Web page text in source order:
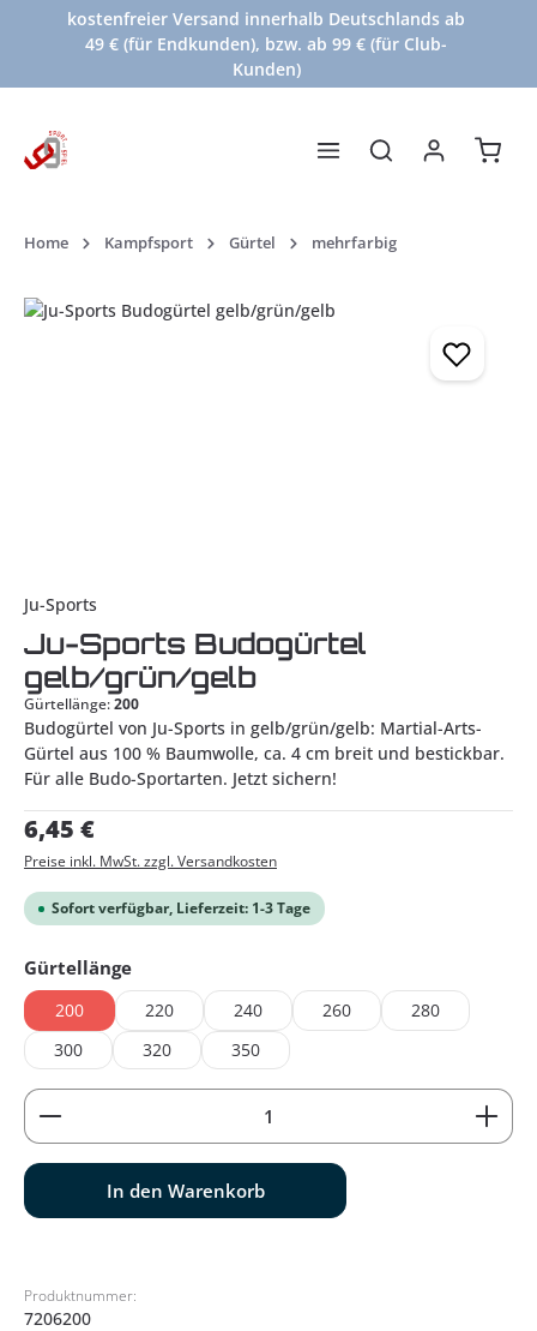
Zum Hauptinhalt springen
kostenfreier Versand innerhalb Deutschlands ab
49 € (für Endkunden), bzw. ab 99 € (für Club-
Kunden)
Home Kampfsport Gürtel mehrfarbig
Bildergalerie überspringen
Ju-Sports
Ju-Sports Budogürtel
gelb/grün/gelb
Gürtellänge:200
Budogürtel von Ju-Sports in gelb/grün/gelb: Martial-Arts-
Gürtel aus 100 % Baumwolle, ca. 4 cm breit und bestickbar.
Für alle Budo-Sportarten. Jetzt sichern!
Regulärer Preis:
6,45 €
Preise inkl. MwSt. zzgl. Versandkosten
Sofort verfügbar, Lieferzeit: 1-3 Tage
Gürtellängeauswählen
200 220 240 260
280
300
320 350
Produkt Anzahl: Gib den gewünschten Wert ein
In den Warenkorb
Produktnummer:
7206200